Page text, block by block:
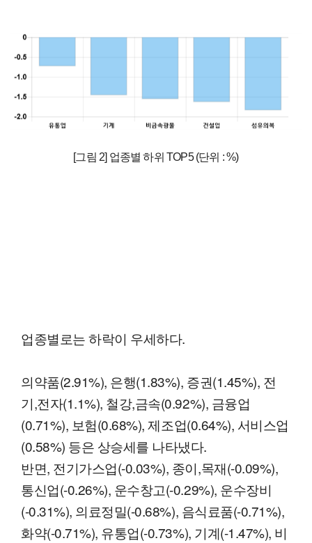
[그림 2] 업종별 하위 TOP5 (단위 : %)
업종별로는 하락이 우세하다.
의약품(2.91%), 은행(1.83%), 증권(1.45%), 전
기,전자(1.1%), 철강,금속(0.92%), 금융업
(0.71%), 보험(0.68%), 제조업(0.64%), 서비스업
(0.58%) 등은 상승세를 나타냈다.
반면, 전기가스업(-0.03%), 종이,목재(-0.09%),
통신업(-0.26%), 운수창고(-0.29%), 운수장비
(-0.31%), 의료정밀(-0.68%), 음식료품(-0.71%),
화약(-0.71%), 유통업(-0.73%), 기계(-1.47%), 비